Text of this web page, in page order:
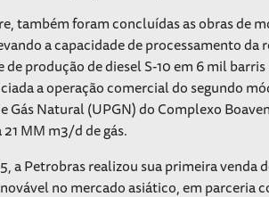
também foram concluídas as obras de
a capacidade de processamento da
de produção de diesel S-10 em 6 mil barris
a operação comercial do segundo
Gás Natural (UPGN) do Complexo
MM m3/d de gás.
a Petrobras realizou sua primeira venda
no mercado asiático, em parceria